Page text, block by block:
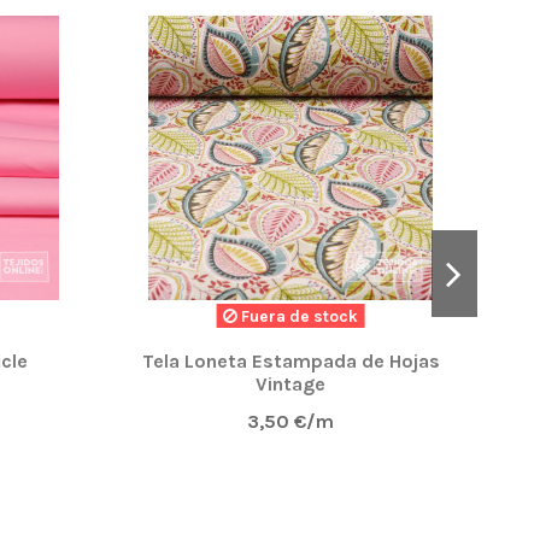
muy cuidado con la etiqueta y la cuerda
por los detalles pequeños pero
Fuera de stock
Tela Loneta Estampada de Hojas
Vintage
3,50 €/m